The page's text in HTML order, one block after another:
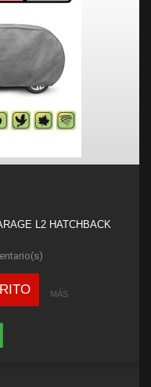
L2 HATCHBACK
MÁS